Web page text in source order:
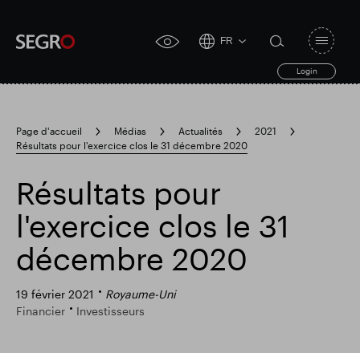
accessibility
FR
Login
search
form
Submit
search
Search
Recherche populaire
Responsable SEGRO
Domaine commercial de Slough
toggle
Page d'accueil Médias Actualités
2021
Résultats pour l'exercice clos le 31 décembre 2020
Résultats pour
l'exercice clos le 31
décembre 2020
19 février 2021
Royaume-Uni
Financier
Investisseurs